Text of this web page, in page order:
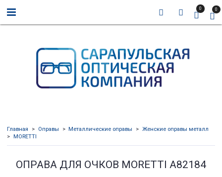
0 0
Главная Оправы Металлические оправы
Женские оправы металл
MORETTI
ОПРАВА ДЛЯ ОЧКОВ MORETTI A82184